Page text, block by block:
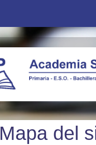
Mapa del